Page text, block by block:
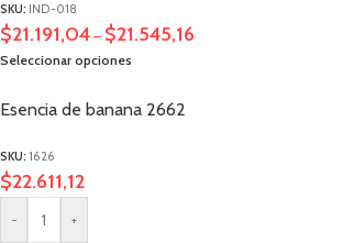
SKU: IND-018
$21.191,04 – $21.545,16
Seleccionar opciones
Esencia de banana 2662
SKU: 1626
$22.611,12
- +